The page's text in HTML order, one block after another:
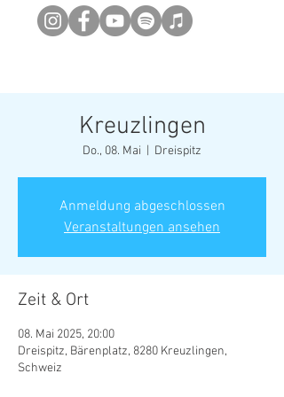
Kreuzlingen
Do., 08. Mai Dreispitz
Anmeldung abgeschlossen
Veranstaltungen ansehen
Zeit & Ort
08. Mai 2025, 20:00
Dreispitz, Bärenplatz, 8280 Kreuzlingen,
Schweiz